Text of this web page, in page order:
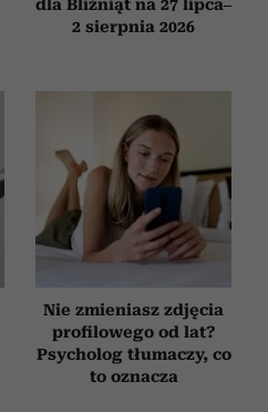
dla Bliźniąt na 27 lipca–
2 sierpnia 2026
Nie zmieniasz zdjęcia
profilowego od lat?
Psycholog tłumaczy, co
to oznacza